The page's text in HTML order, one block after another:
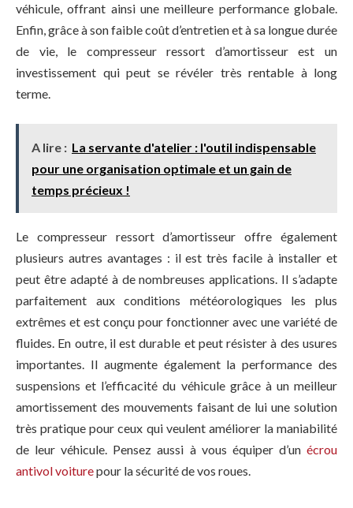
véhicule, offrant ainsi une meilleure performance globale.
Enfin, grâce à son faible coût d’entretien et à sa longue durée
de vie, le compresseur ressort d’amortisseur est un
investissement qui peut se révéler très rentable à long
terme.
A lire : La servante d'atelier : l'outil indispensable
pour une organisation optimale et un gain de
temps précieux !
Le compresseur ressort d’amortisseur offre également
plusieurs autres avantages : il est très facile à installer et
peut être adapté à de nombreuses applications. Il s’adapte
parfaitement aux conditions météorologiques les plus
extrêmes et est conçu pour fonctionner avec une variété de
fluides. En outre, il est durable et peut résister à des usures
importantes. Il augmente également la performance des
suspensions et l’efficacité du véhicule grâce à un meilleur
amortissement des mouvements faisant de lui une solution
très pratique pour ceux qui veulent améliorer la maniabilité
de leur véhicule. Pensez aussi à vous équiper d’un écrou
antivol voiturepour la sécurité de vos roues.